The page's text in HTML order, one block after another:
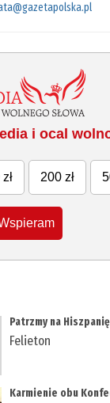
i ocal
200 zł
Patrzmy na Hiszpanię
Felieton
Karmienie obu